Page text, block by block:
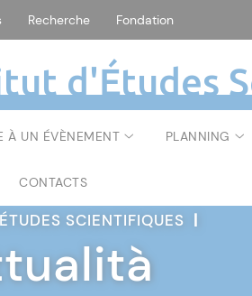
Recherche Fondation
d'Études
À UN ÉVÈNEMENT PLANNING
CONTACTS
SCIENTIFIQUES |